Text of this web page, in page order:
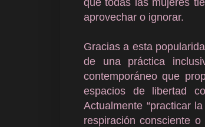
aprovechar o ignorar.
Gracias a esta
de una práctica
contemporáneo que
espacios de libertad
Actualmente “practicar
respiración consciente